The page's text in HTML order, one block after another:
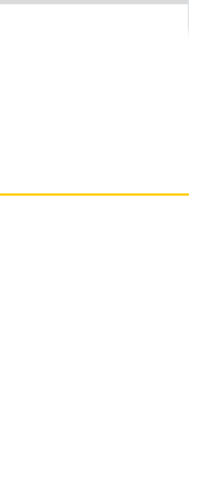
M500 對於不論是
不能影響到你對品
的記憶裡，特別珍
可以進行四倍的
力，靜態照片不再
讓你不錯失任何片
，都能在 2.8 吋的
初步的編輯，然後
們分享，當然儲